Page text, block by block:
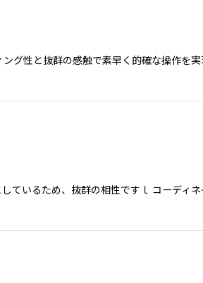
グ性と抜群の感触で素早く的確な操作を
いるため、抜群の相性ですｌ コーディ